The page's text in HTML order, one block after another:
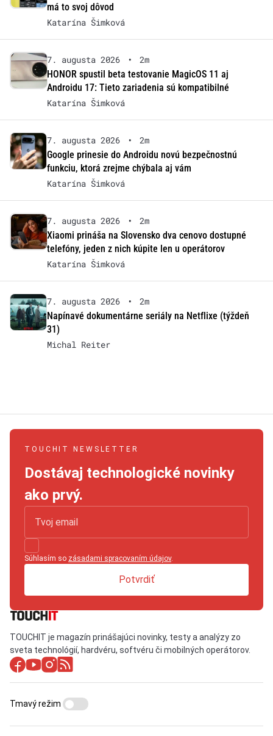
má to svoj dôvod
Katarína Šimková
7. augusta 2026 •
2m
HONOR spustil beta testovanie MagicOS 11 aj
Androidu 17: Tieto zariadenia sú kompatibilné
Katarína Šimková
7. augusta 2026 •
2m
Google prinesie do Androidu novú bezpečnostnú
funkciu, ktorá zrejme chýbala aj vám
Katarína Šimková
7. augusta 2026 •
2m
Xiaomi prináša na Slovensko dva cenovo dostupné
telefóny, jeden z nich kúpite len u operátorov
Katarína Šimková
7. augusta 2026 •
2m
Napínavé dokumentárne seriály na Netflixe (týždeň
31)
Michal Reiter
TOUCHIT NEWSLETTER
Dostávaj technologické novinky
ako prvý.
Súhlasím so zásadami spracovaním údajov.
Potvrdiť
TOUCHIT je magazín prinášajúci novinky, testy a analýzy zo
sveta technológií, hardvéru, softvéru či mobilných operátorov.
Tmavý režim